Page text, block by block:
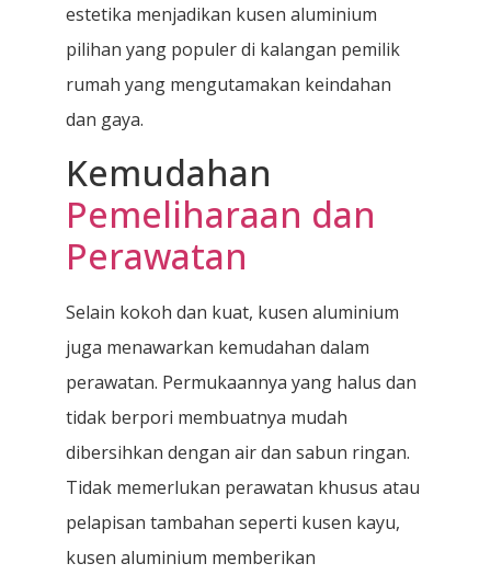
estetika menjadikan kusen aluminium
pilihan yang populer di kalangan pemilik
rumah yang mengutamakan keindahan
dan gaya.
Kemudahan
Pemeliharaan dan
Perawatan
Selain kokoh dan kuat, kusen aluminium
juga menawarkan kemudahan dalam
perawatan. Permukaannya yang halus dan
tidak berpori membuatnya mudah
dibersihkan dengan air dan sabun ringan.
Tidak memerlukan perawatan khusus atau
pelapisan tambahan seperti kusen kayu,
kusen aluminium memberikan